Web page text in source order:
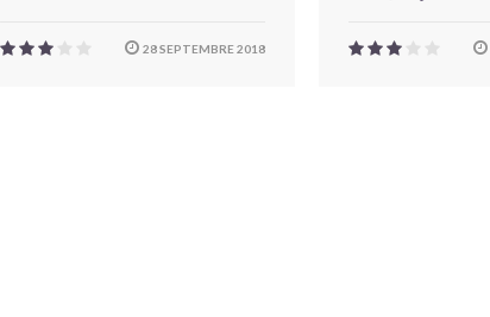
28 SEPTEMBRE 2018